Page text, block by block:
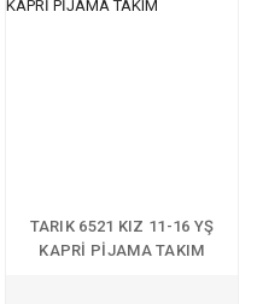
TARIK 6521 KIZ 11-16 YŞ
KAPRİ PİJAMA TAKIM